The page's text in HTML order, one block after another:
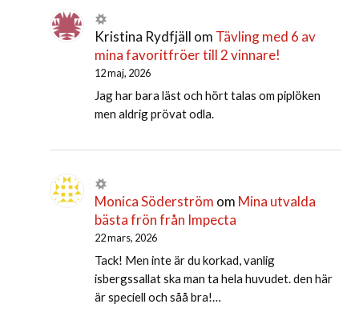
Kristina Rydfjäll om Tävling med 6 av
mina favoritfröer till 2 vinnare!
12 maj, 2026
Jag har bara läst och hört talas om piplöken
men aldrig prövat odla.
Monica Söderström om Mina utvalda
bästa frön från Impecta
22 mars, 2026
Tack! Men inte är du korkad, vanlig
isbergssallat ska man ta hela huvudet. den här
är speciell och såå bra!…